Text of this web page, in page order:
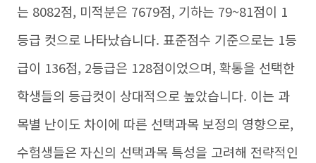
는 8082점, 미적분은 7679점, 기하는 79~81점이 1
등급 컷으로 나타났습니다. 표준점수 기준으로는 1등
급이 136점, 2등급은 128점이었으며, 확통을 선택한
학생들의 등급컷이 상대적으로 높았습니다. 이는 과
목별 난이도 차이에 따른 선택과목 보정의 영향으로,
수험생들은 자신의 선택과목 특성을 고려해 전략적인